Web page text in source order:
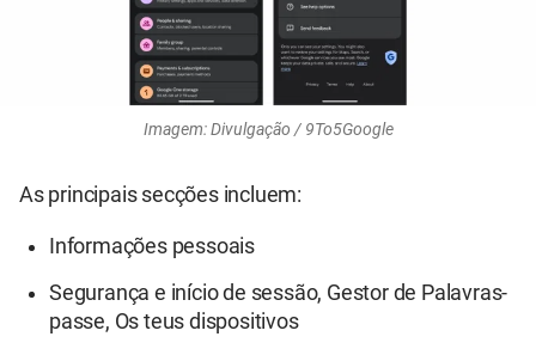
Imagem: Divulgação / 9To5Google
As principais secções incluem:
Informações pessoais
Segurança e início de sessão, Gestor de Palavras-
passe, Os teus dispositivos